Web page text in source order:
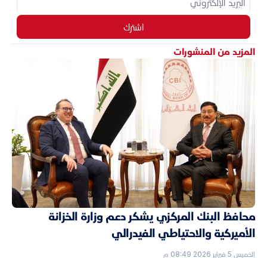
اشترك
المزيد من المنشورات
محافظ البنك المركزي يشكر دعم وزارة الخزانة
الأميركية والاحتياطي الفيدرالي
الخميس 5 فبراير 2026 08:49 م